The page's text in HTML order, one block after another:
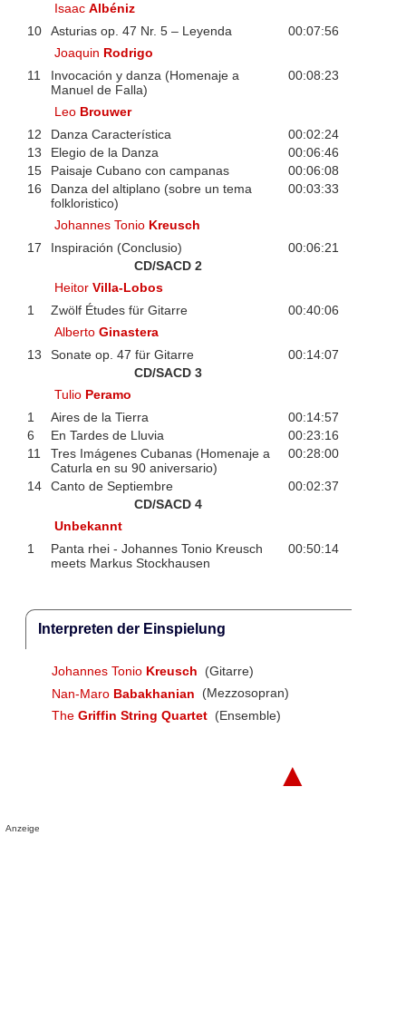
IsaacAlbéniz
10
Asturias op. 47 Nr. 5 – Leyenda
00:07:56
Joaquin Rodrigo
11
Invocación y danza (Homenaje a
Manuel de Falla)
00:08:23
Leo Brouwer
12
Danza Característica
00:02:24
13
Elegio de la Danza
00:06:46
15
Paisaje Cubano con campanas
00:06:08
16
Danza del altiplano (sobre un tema
folkloristico)
00:03:33
Johannes Tonio Kreusch
17
Inspiración (Conclusio)
00:06:21
CD/SACD 2
HeitorVilla-Lobos
1
Zwölf Études für Gitarre
00:40:06
AlbertoGinastera
13
Sonate op. 47 für Gitarre
00:14:07
CD/SACD 3
Tulio Peramo
1
Aires de la Tierra
00:14:57
6
En Tardes de Lluvia
00:23:16
11
Tres Imágenes Cubanas (Homenaje a
Caturla en su 90 aniversario)
00:28:00
14 Canto de Septiembre
00:02:37
CD/SACD 4
Unbekannt
1
Panta rhei - Johannes Tonio Kreusch
meets Markus Stockhausen
00:50:14
Interpreten der Einspielung
Johannes Tonio Kreusch
(Gitarre)
Nan-Maro Babakhanian
(Mezzosopran)
The Griffin String Quartet (Ensemble)
▲
Anzeige